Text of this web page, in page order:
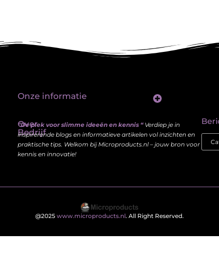
Over
Bedrijf
“De plek voor slimme ideeën en kennis “Verdiep je in
inspirerende blogs en informatieve artikelen vol inzichten en
praktische tips. Welkom bij Microproducts.nl – jouw bron voor
kennis en innovatie!
Onze informatie
@2025 www.microproducts.nl. All Right Reserved.